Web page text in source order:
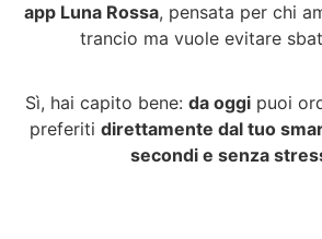
app Luna Rossa, pensata per chi
trancio ma vuole evitare
Sì, hai capito bene: da oggipuoi
preferiti direttamente dal tuo
secondi e senza